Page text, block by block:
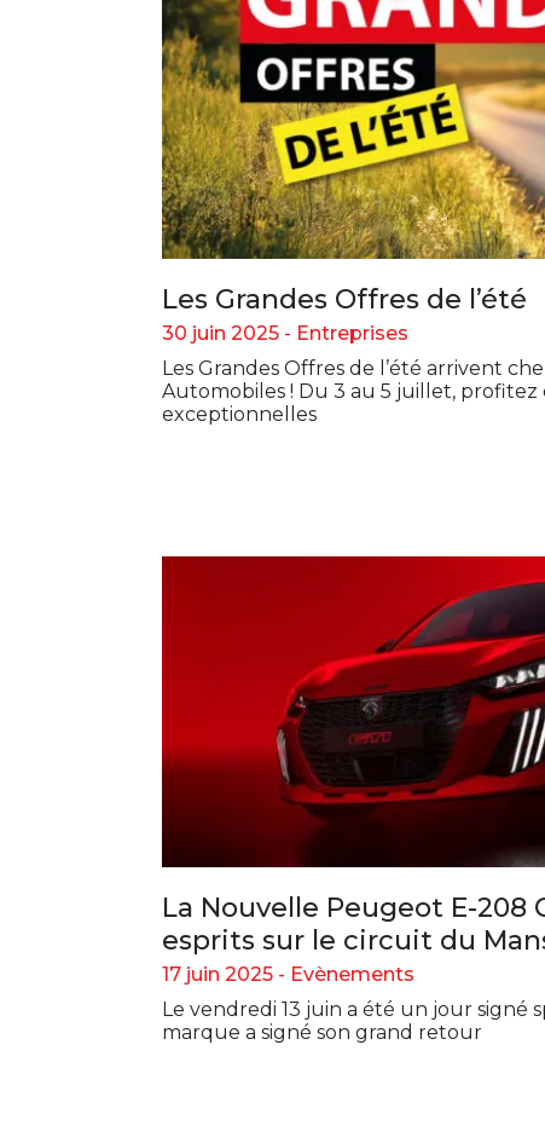
Les Grandes Offres de l’été
30 juin 2025 - Entreprises
Les Grandes Offres de l’été arrivent
Automobiles ! Du 3 au 5 juillet, profitez
exceptionnelles
La Nouvelle Peugeot E-208
esprits sur le circuit du
17 juin 2025 - Evènements
Le vendredi 13 juin a été un jour signé
marque a signé son grand retour